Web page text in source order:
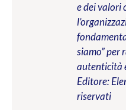
e dei valori
siamo” per
autenticità
Editore:
riservati